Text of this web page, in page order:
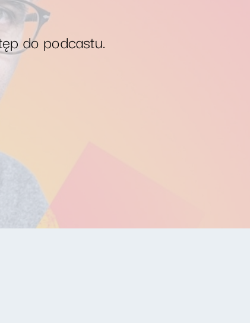
do podcastu.